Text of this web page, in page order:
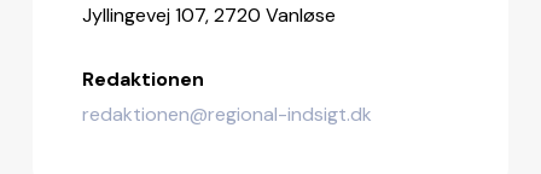
Jyllingevej 107, 2720 Vanløse
Redaktionen
redaktionen@regional-indsigt.dk